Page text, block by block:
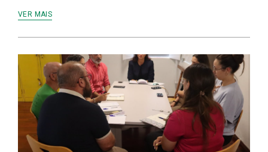
VER MAIS